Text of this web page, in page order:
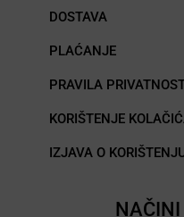
DOSTAVA
PLAĆANJE
PRAVILA
KORIŠTENJE
IZJAVA O